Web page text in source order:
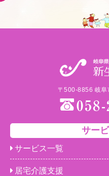
〒500-8856 岐阜
サー
サービス一覧
居宅介護支援